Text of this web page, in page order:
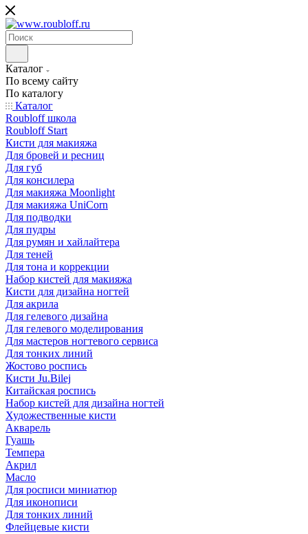
Каталог
По всему сайту
По каталогу
Каталог
Roubloff школа
Roubloff Start
Кисти для макияжа
Для бровей и ресниц
Для губ
Для консилера
Для макияжа Moonlight
Для макияжа UniCorn
Для подводки
Для пудры
Для румян и хайлайтера
Для теней
Для тона и коррекции
Набор кистей для макияжа
Кисти для дизайна ногтей
Для акрила
Для гелевого дизайна
Для гелевого моделирования
Для мастеров ногтевого сервиса
Для тонких линий
Жостово роспись
Кисти Ju.Bilej
Китайская роспись
Набор кистей для дизайна ногтей
Художественные кисти
Акварель
Гуашь
Темпера
Акрил
Масло
Для росписи миниатюр
Для иконописи
Для тонких линий
Флейцевые кисти